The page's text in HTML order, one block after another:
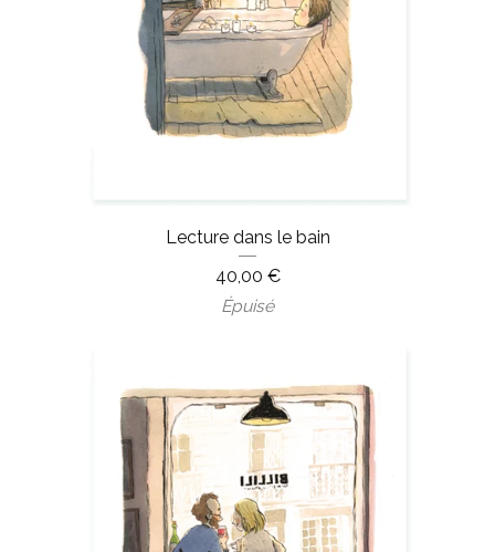
Lecture dans le bain
40,00 €
Épuisé